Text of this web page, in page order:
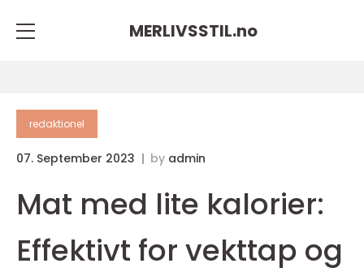
MERLIVSSTIL.no
redaktionel
07. September 2023 by admin
Mat med lite kalorier:
Effektivt for vekttap og